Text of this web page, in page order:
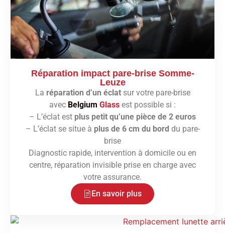
Réparation impact pare-brise Somme-
Leuze
La réparation d’un éclatsur votre pare-brise
avec Belgium Glass est possible si :
– L’éclat est plus petit qu’une pièce de 2 euros
– L’éclat se situe à plus de 6 cm du bord du pare-
brise
Diagnostic rapide, intervention à domicile ou en
centre, réparation invisible prise en charge avec
votre assurance.
En savoir plus